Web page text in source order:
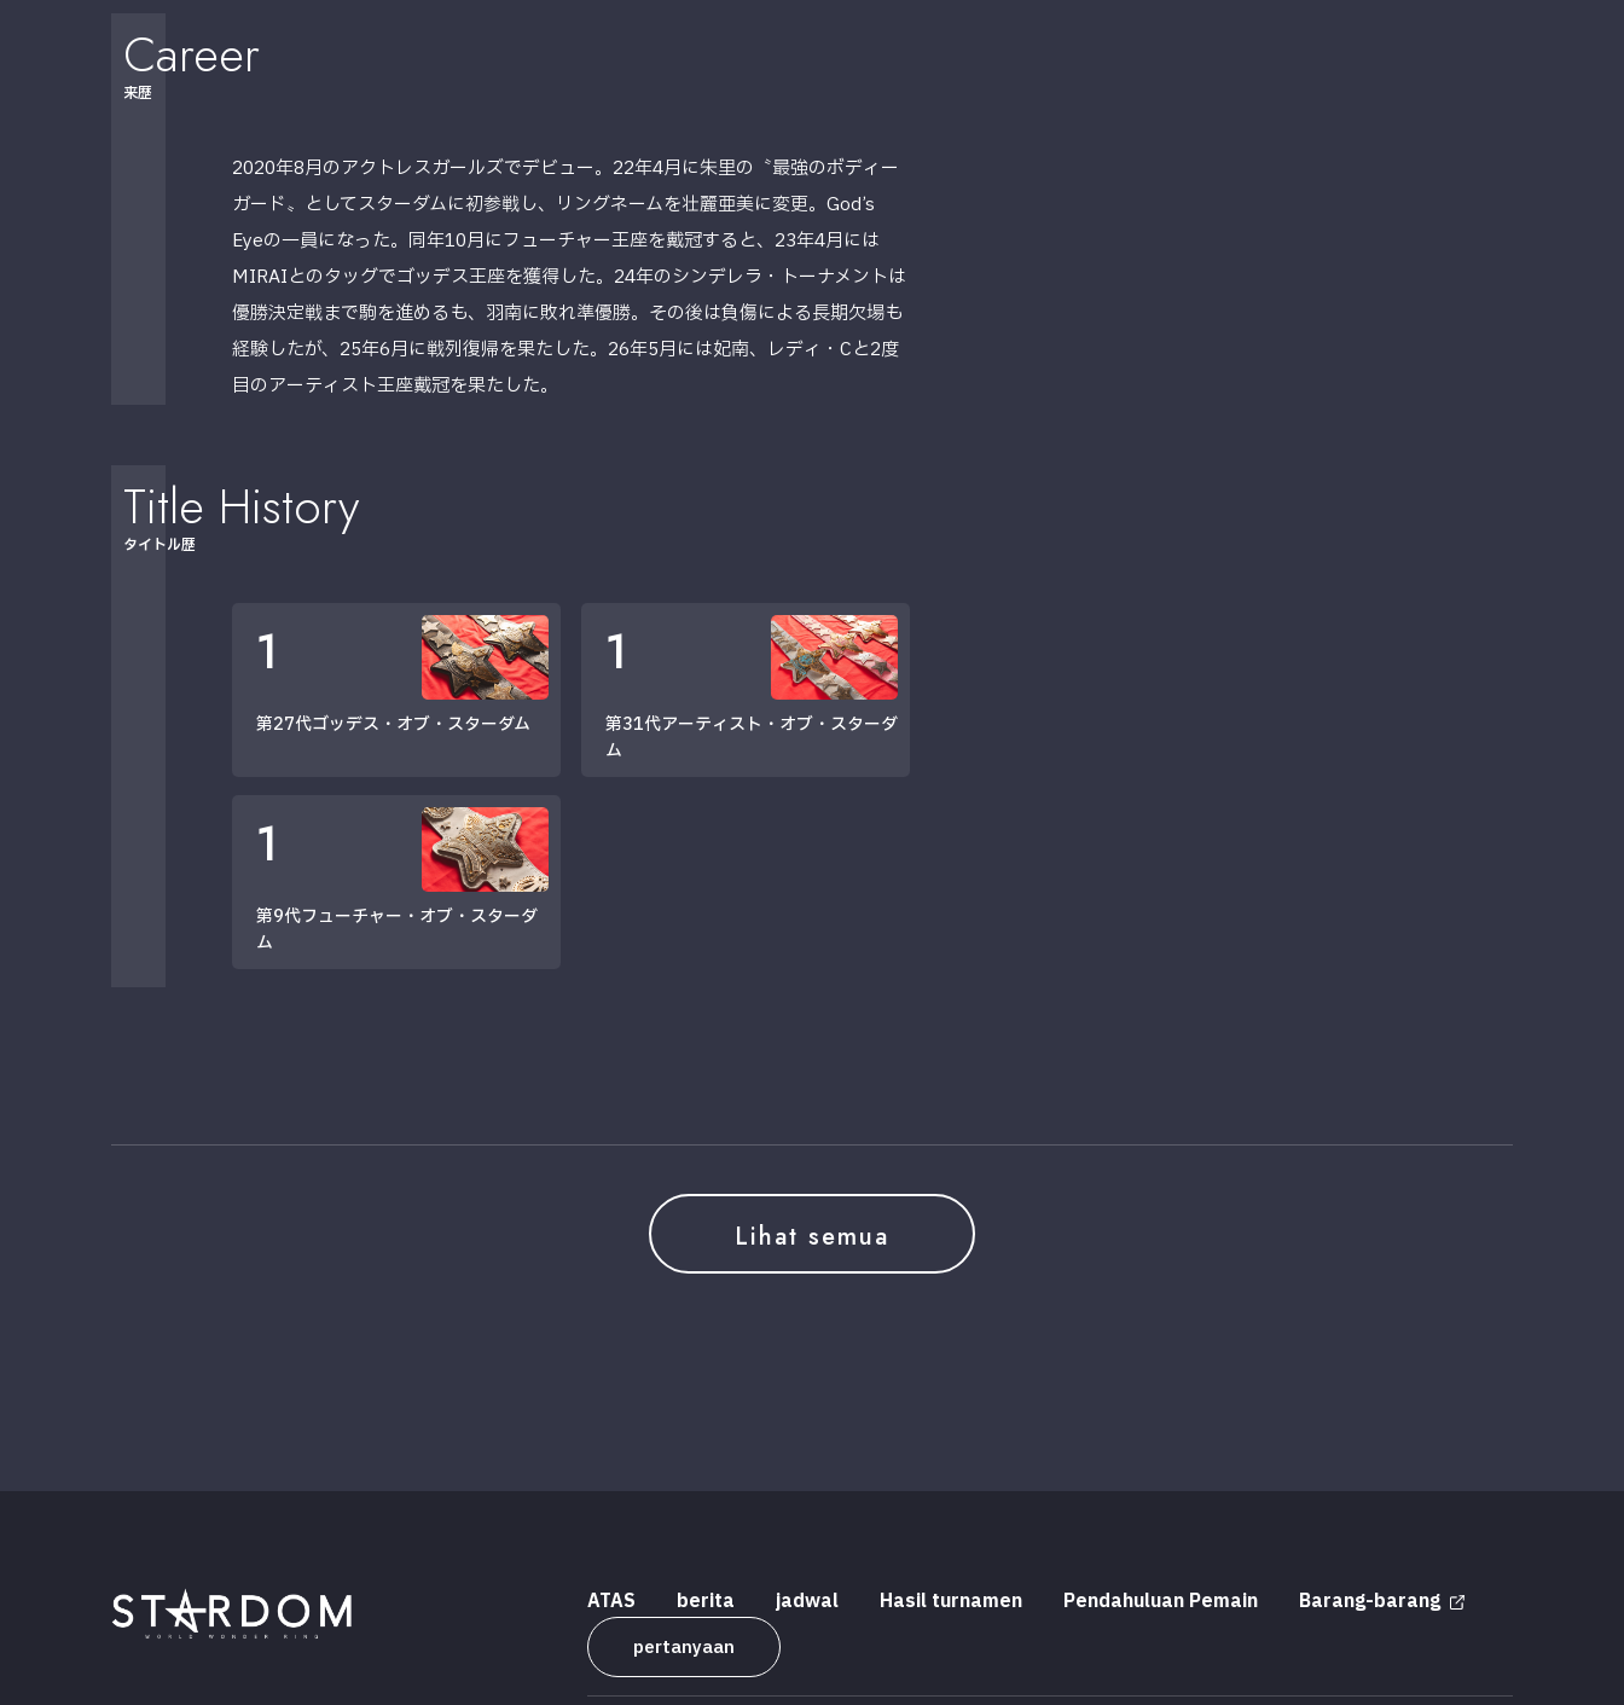
Career
来歴
2020年8月のアクトレスガールズでデビュー。22年4月に朱里の〝最強のボディー
ガード〟としてスターダムに初参戦し、リングネームを壮麗亜美に変更。God’s
Eyeの一員になった。同年10月にフューチャー王座を戴冠すると、23年4月には
MIRAIとのタッグでゴッデス王座を獲得した。24年のシンデレラ・トーナメントは
優勝決定戦まで駒を進めるも、羽南に敗れ準優勝。その後は負傷による長期欠場も
経験したが、25年6月に戦列復帰を果たした。26年5月には妃南、レディ・Cと2度
目のアーティスト王座戴冠を果たした。
Title History
タイトル歴
1
第27代ゴッデス・オブ・スターダム
1
第31代アーティスト・オブ・スターダ
ム
1
第9代フューチャー・オブ・スターダ
ム
Lihat semua
ATAS berita jadwal Hasil turnamen Pendahuluan Pemain Barang-barang
pertanyaan